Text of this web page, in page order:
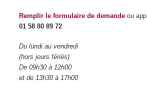
Remplir le formulaire de demande ou
01 58 80 89 72
Du lundi au vendredi
(hors jours fériés)
De 09h30 à 12h00
et de 13h30 à 17h00